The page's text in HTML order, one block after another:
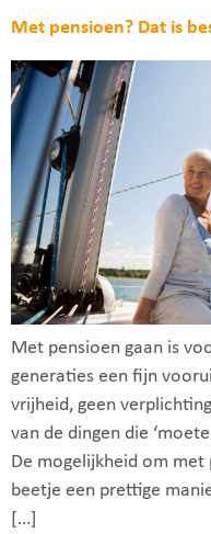
Met pensioen? Dat is
Met pensioen gaan is
generaties een fijn
vrijheid, geen
van de dingen die
De mogelijkheid om met
beetje een prettige
[…]